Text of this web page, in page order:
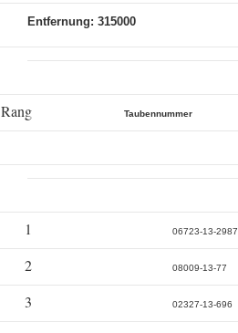
Entfernung: 315000
Rang Taubennummer
1 06723-13-2987
2
08009-13-77
3
02327-13-696